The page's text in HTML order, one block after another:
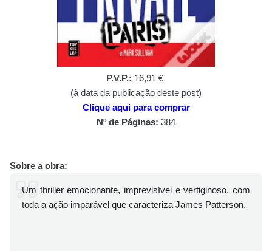
P.V.P.: 16,91 €
(à data da publicação deste post)
Clique aqui para comprar
Nº de Páginas: 384
Sobre a obra:
Um thriller emocionante, imprevisível e vertiginoso, com
toda a ação imparável que caracteriza James Patterson.